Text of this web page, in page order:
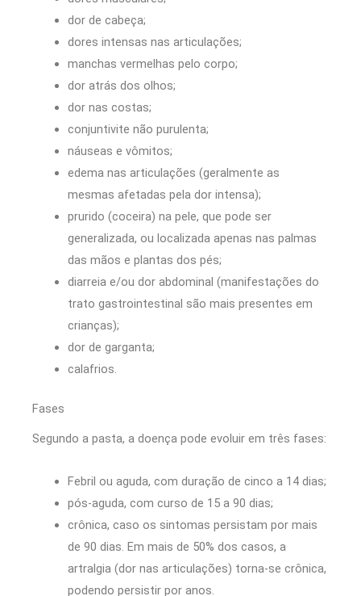
dor de cabeça;
dores intensas nas articulações;
manchas vermelhas pelo corpo;
dor atrás dos olhos;
dor nas costas;
conjuntivite não purulenta;
náuseas e vômitos;
edema nas articulações (geralmente as
mesmas afetadas pela dor intensa);
prurido (coceira) na pele, que pode ser
generalizada, ou localizada apenas nas palmas
das mãos e plantas dos pés;
diarreia e/ou dor abdominal (manifestações do
trato gastrointestinal são mais presentes em
crianças);
dor de garganta;
calafrios.
Fases
Segundo a pasta, a doença pode evoluir em três fases:
Febril ou aguda, com duração de cinco a 14 dias;
pós-aguda, com curso de 15 a 90 dias;
crônica, caso os sintomas persistam por mais
de 90 dias. Em mais de 50% dos casos, a
artralgia (dor nas articulações) torna-se crônica,
podendo persistir por anos.